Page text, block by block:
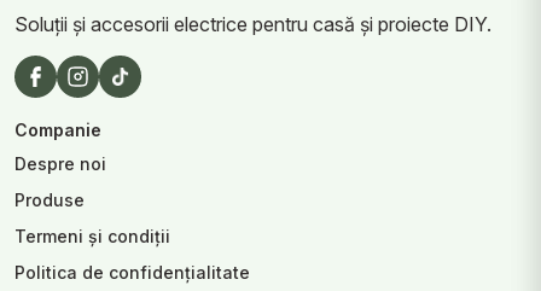
Soluții și accesorii electrice pentru casă și proiecte DIY.
Companie
Despre noi
Produse
Termeni și condiții
Politica de confidențialitate